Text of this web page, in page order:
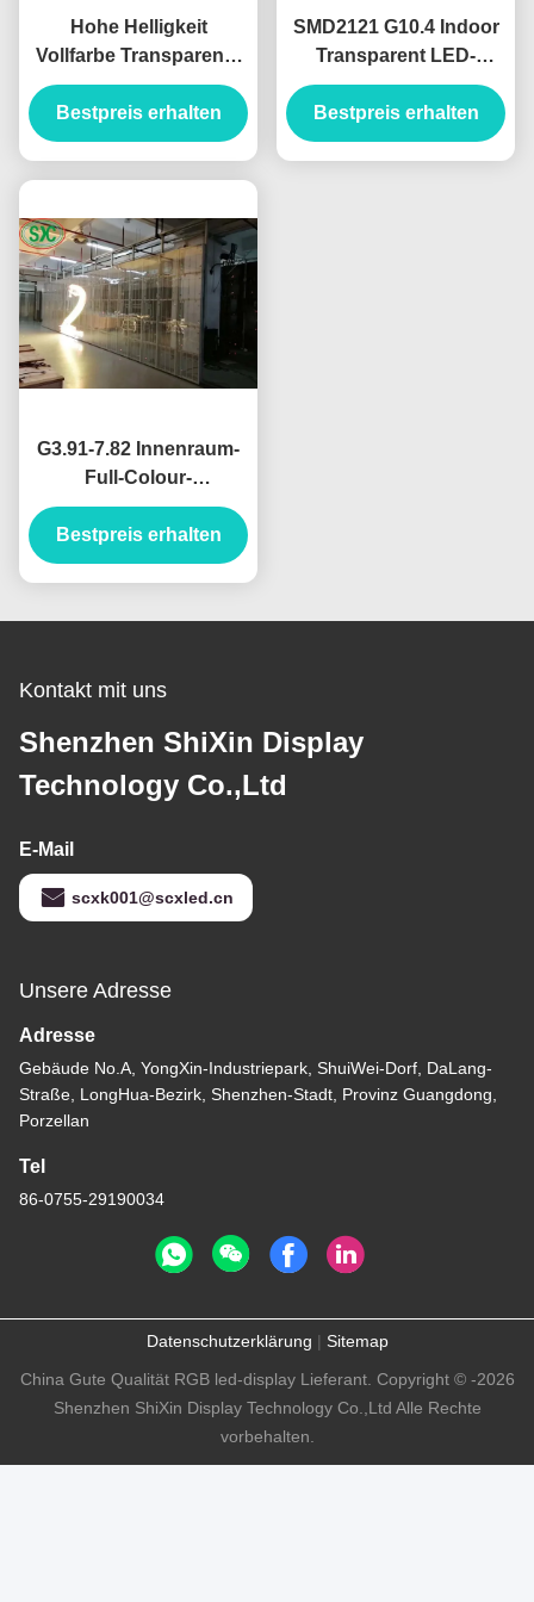
Hohe Helligkeit
Vollfarbe Transparente
LED-Wandleuchte
Langlebigkeit SMD2525
Bestpreis erhalten
SMD2121 G10.4 Indoor
Transparent LED-
Bildschirm in voller
Farbe
Bestpreis erhalten
G3.91-7.82 Innenraum-
Full-Colour-
Transparent-LED-
Energiesparbildschirm
500 mm X 1000 mm Box
Bestpreis erhalten
Kontakt mit uns
Shenzhen ShiXin Display
Technology Co.,Ltd
E-Mail
scxk001@scxled.cn
Unsere Adresse
Adresse
Gebäude No.A, YongXin-Industriepark, ShuiWei-Dorf, DaLang-
Straße, LongHua-Bezirk, Shenzhen-Stadt, Provinz Guangdong,
Porzellan
Tel
86-0755-29190034
Datenschutzerklärung | Sitemap
China Gute Qualität RGB led-display Lieferant. Copyright © -2026
Shenzhen ShiXin Display Technology Co.,Ltd Alle Rechte
vorbehalten.